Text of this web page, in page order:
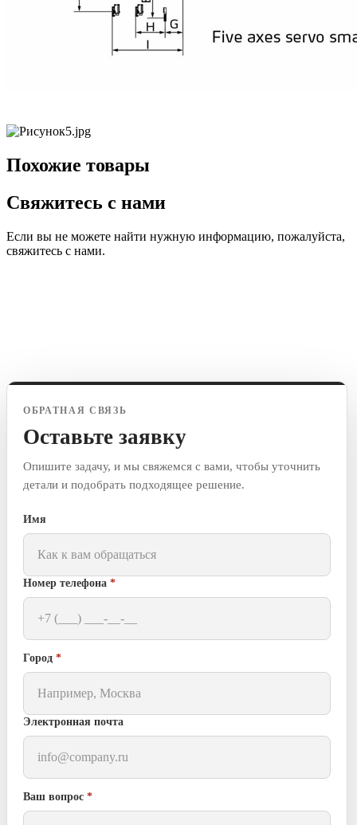
Похожие товары
Свяжитесь с нами
Если вы не можете найти нужную информацию, пожалуйста,
свяжитесь с нами.
ОБРАТНАЯ СВЯЗЬ
Оставьте заявку
Опишите задачу, и мы свяжемся с вами, чтобы уточнить
детали и подобрать подходящее решение.
Имя
Номер телефона *
Город *
Электронная почта
Ваш вопрос *